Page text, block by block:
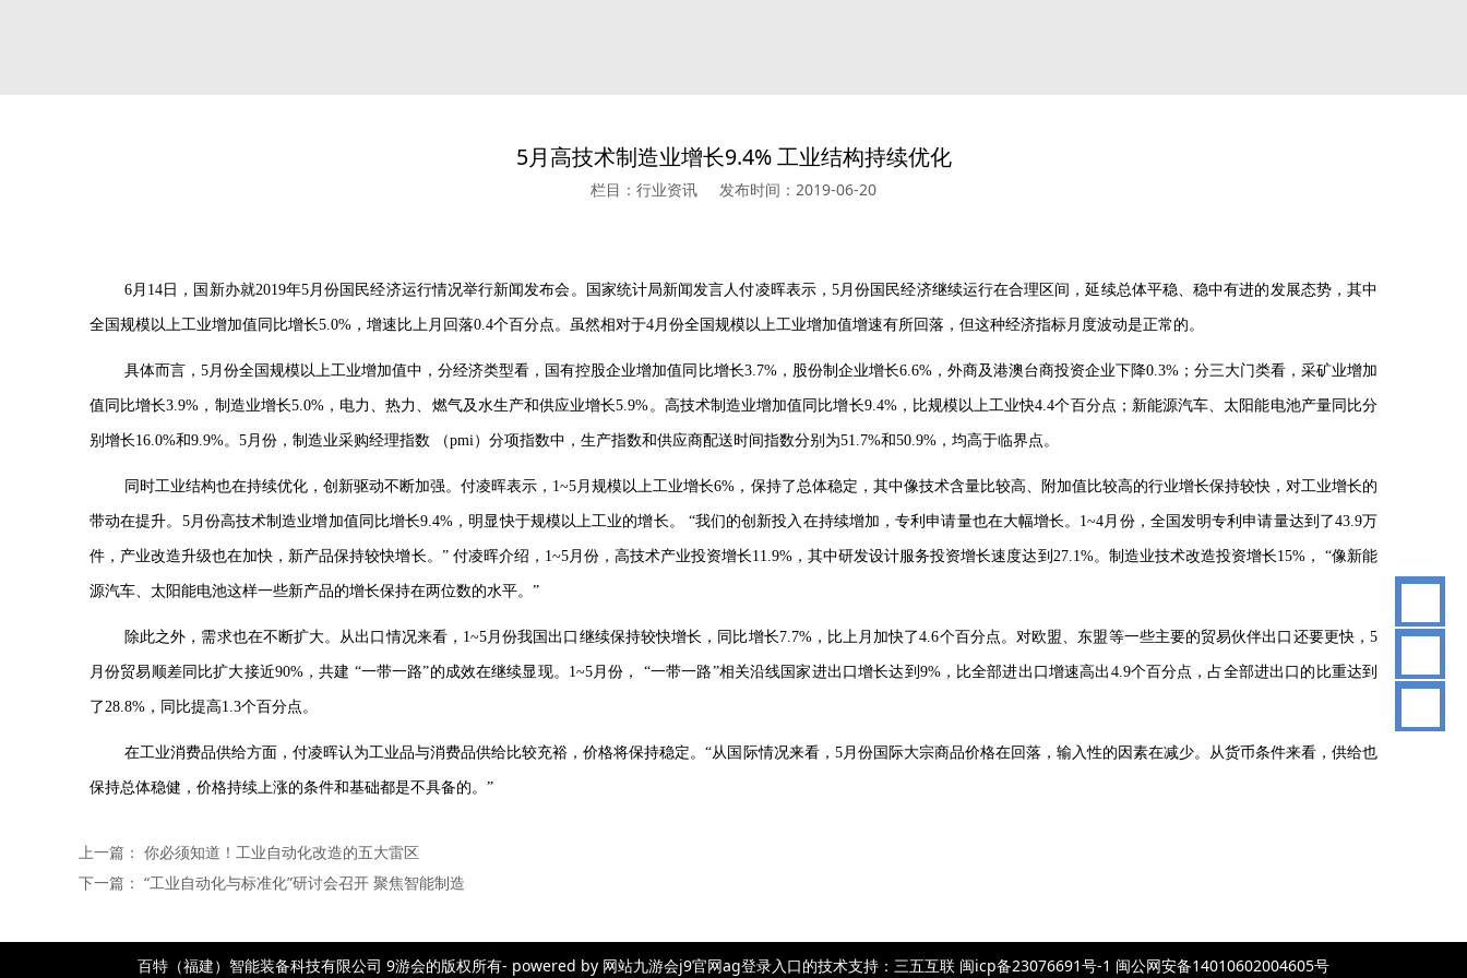
5月高技术制造业增长9.4% 工业结构持续优化
栏目：行业资讯 发布时间：2019-06-20
6月 14 日，国新办就2019年5月份国民经济运行情况举行新闻发布会。国家统计局新闻发言人付凌晖表示，5月份国民经济继续运行在合理区间，延续总体平稳、稳中有进的发展态势，其中
全国规模以上工业增加值同比增长5.0% ，增速比上月回落0.4个百分点。虽然相对于4月份全国规模以上工业增加值增速有所回落，但这种经济指标月度波动是正常的。
具体而言，5月份全国规模以上工业增加值中，分经济类型看，国有控股企业增加值同比增长3.7%，股份制企业增长6.6%，外商及港澳台商投资企业下降0.3%；分三大门类看，采矿业增加
值同比增长3.9% ，制造业增长5.0%，电力、热力、燃气及水生产和供应业增长5.9%。高技术制造业增加值同比增长9.4%，比规模以上工业快4.4个百分点；新能源汽车、太阳能电池产量同比分
别增长16.0%和9.9%。 5月份，制造业采购经理指数 （pmi）分项指数中，生产指数和供应商配送时间指数分别为51.7%和50.9% ，均高于临界点。
同时工业结构也在持续优化，创新驱动不断加强。付凌晖表示， 1~5月规模以上工业增长6% ，保持了总体稳定，其中像技术含量比较高、附加值比较高的行业增长保持较快，对工业增长的
带动在提升。 5月份高技术制造业增加值同比增长9.4% ，明显快于规模以上工业的增长。 “我们的创新投入在持续增加，专利申请量也在大幅增长。 1~4月份，全国发明专利申请量达到了43.9万
件，产业改造升级也在加快，新产品保持较快增长。” 付凌晖介绍， 1~5月份，高技术产业投资增长11.9% ，其中研发设计服务投资增长速度达到 27.1%。制造业技术改造投资增长15%， “像新能
源汽车、太阳能电池这样一些新产品的增长保持在两位数的水平。”
除此之外，需求也在不断扩大。从出口情况来看， 1~5月份我国出口继续保持较快增长，同比增长7.7%，比上月加快了4.6个百分点。对欧盟、东盟等一些主要的贸易伙伴出口还要更快，5
月份贸易顺差同比扩大接近90%，共建 “一带一路”的成效在继续显现。 1~5月份， “一带一路”相关沿线国家进出口增长达到 9%，比全部进出口增速高出 4.9个百分点，占全部进出口的比重达到
了28.8% ，同比提高1.3个百分点。
在工业消费品供给方面，付凌晖认为工业品与消费品供给比较充裕，价格将保持稳定。“从国际情况来看， 5月份国际大宗商品价格在回落，输入性的因素在减少。从货币条件来看，供给也
保持总体稳健，价格持续上涨的条件和基础都是不具备的。”
上一篇： 你必须知道！工业自动化改造的五大雷区
下一篇： “工业自动化与标准化”研讨会召开 聚焦智能制造
百特（福建）智能装备科技有限公司 9游会的版权所有- powered by 网站九游会j9官网ag登录入口的技术支持：三五互联 闽icp备23076691号-1 闽公网安备14010602004605号